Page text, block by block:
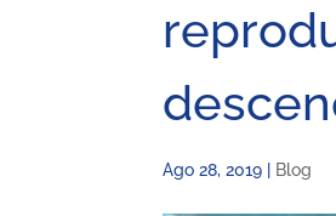
Ago 28, 2019 Blog